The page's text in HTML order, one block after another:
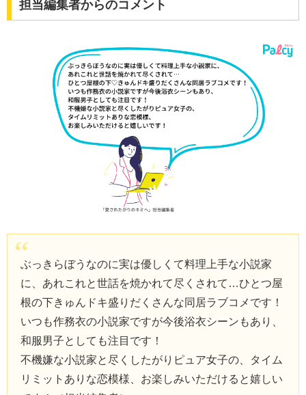
担当編集者からのコメント
ぶっきらぼうなのに実は優しくて料理上手な小説家
に、あれこれと世話を焼かれて尽くされて…ひとつ屋
根の下きゅんドキ盛りだくさんな同居ラブコメです！
いつも作務衣の小説家ですが今後浴衣シーンもあり、
和服男子としても注目です！
不機嫌な小説家と尽くしたがりピュア女子の、タイム
リミットありな恋模様、お楽しみいただけると嬉しい